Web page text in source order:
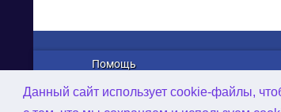
Данный сайт использует cookie-файлы,
Помощь
О нас